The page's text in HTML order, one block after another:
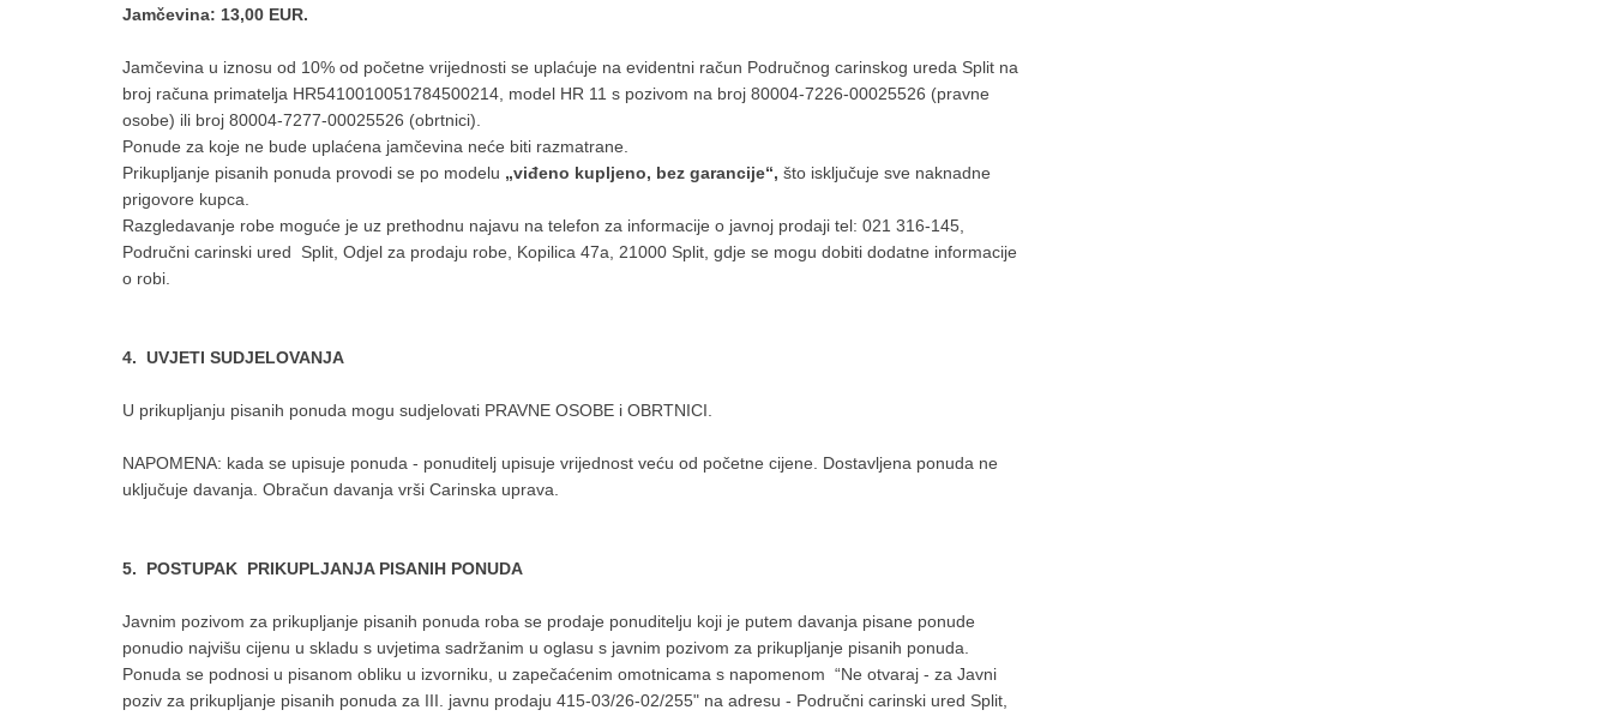
Jamčevina: 13,00 EUR.
Jamčevina u iznosu od 10% od početne vrijednosti se uplaćuje na evidentni račun Područnog carinskog ureda Split na
broj računa primatelja HR5410010051784500214, model HR 11 s pozivom na broj 80004-7226-00025526 (pravne
osobe) ili broj 80004-7277-00025526 (obrtnici).
Ponude za koje ne bude uplaćena jamčevina neće biti razmatrane.
Prikupljanje pisanih ponuda provodi se po modelu „viđeno kupljeno, bez garancije“, što isključuje sve naknadne
prigovore kupca.
Razgledavanje robe moguće je uz prethodnu najavu na telefon za informacije o javnoj prodaji tel: 021 316-145,
Područni carinski ured Split, Odjel za prodaju robe, Kopilica 47a, 21000 Split, gdje se mogu dobiti dodatne informacije
o robi.
4. UVJETI SUDJELOVANJA
U prikupljanju pisanih ponuda mogu sudjelovati PRAVNE OSOBE i OBRTNICI.
NAPOMENA: kada se upisuje ponuda - ponuditelj upisuje vrijednost veću od početne cijene. Dostavljena ponuda ne
uključuje davanja. Obračun davanja vrši Carinska uprava.
5. POSTUPAK PRIKUPLJANJA PISANIH PONUDA
Javnim pozivom za prikupljanje pisanih ponuda roba se prodaje ponuditelju koji je putem davanja pisane ponude
ponudio najvišu cijenu u skladu s uvjetima sadržanim u oglasu s javnim pozivom za prikupljanje pisanih ponuda.
Ponuda se podnosi u pisanom obliku u izvorniku, u zapečaćenim omotnicama s napomenom “Ne otvaraj - za Javni
poziv za prikupljanje pisanih ponuda za III. javnu prodaju 415-03/26-02/255" na adresu - Područni carinski ured Split,